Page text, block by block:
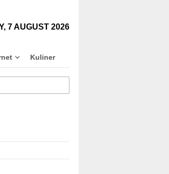
7 AUGUST 2026
Kuliner
Beberapa Rekomendasi